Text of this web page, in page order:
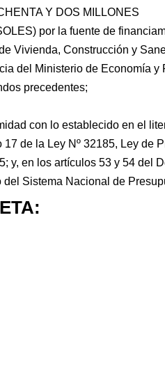
Y DOS MILLONES
por la fuente de
Vivienda, Construcción y
del Ministerio de Economía
precedentes;
con lo establecido en el
17 de la Ley Nº 32185, Ley de
y, en los artículos 53 y 54 del
del Sistema Nacional de